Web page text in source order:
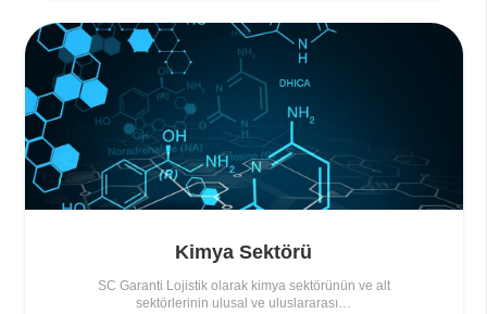
Kimya Sektörü
SC Garanti Lojistik olarak kimya sektörünün ve alt
sektörlerinin ulusal ve uluslararası…